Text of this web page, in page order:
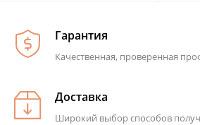
Гарантия
Качественная, проверенная
Доставка
Широкий выбор способов